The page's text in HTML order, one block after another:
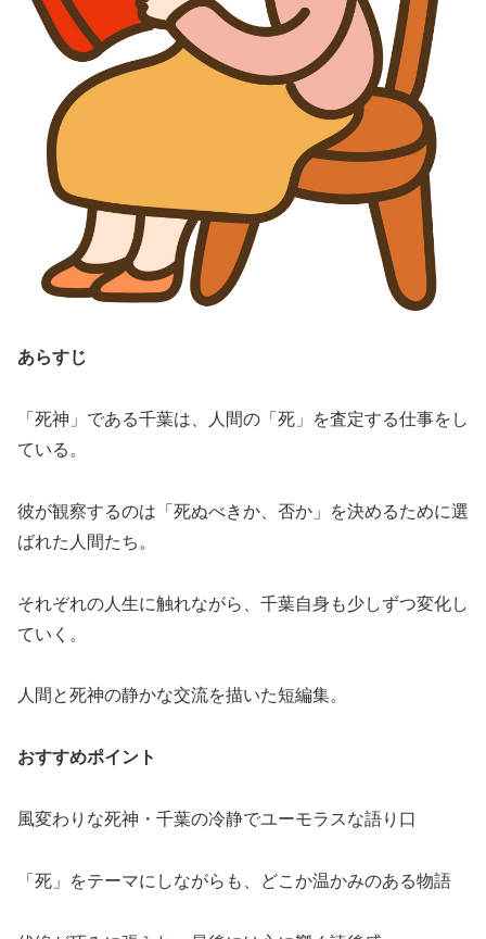
あらすじ
「死神」である千葉は、人間の「死」を査定する仕事をし
ている。
彼が観察するのは「死ぬべきか、否か」を決めるために選
ばれた人間たち。
それぞれの人生に触れながら、千葉自身も少しずつ変化し
ていく。
人間と死神の静かな交流を描いた短編集。
おすすめポイント
風変わりな死神・千葉の冷静でユーモラスな語り口
「死」をテーマにしながらも、どこか温かみのある物語